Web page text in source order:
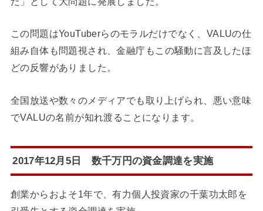
この問題はYouTuberらのモラルだけでなく、VALUの仕
組み自体も問題視され、金融庁もこの騒動に言及したほ
どの反響がありました。
全国放送や数々のメディアでも取り上げられ、悪い意味
でVALUの名前が知れ渡ることになります。
2017年12月5日 数千万円の資金調達を実施
創業からおよそ1年で、有力個人投資家の千葉功太郎を